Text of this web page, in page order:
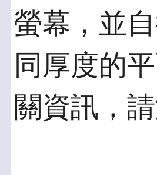
螢幕，並
同厚度的
關資訊，